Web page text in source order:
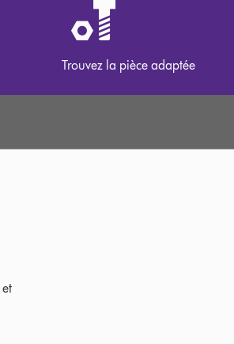
Trouvez la pièce adaptée